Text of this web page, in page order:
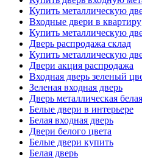
Купить металлическую
Входные двери в квартиру
Купить металлическую
Дверь распродажа склад
Купить металлическую
Двери акция распродажа
Входная дверь зеленый
Зеленая входная дверь
Дверь металлическая белая
Белые двери в интерьере
Белая входная дверь
Двери белого цвета
Белые двери купить
Белая дверь